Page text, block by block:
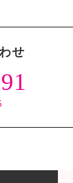
せ